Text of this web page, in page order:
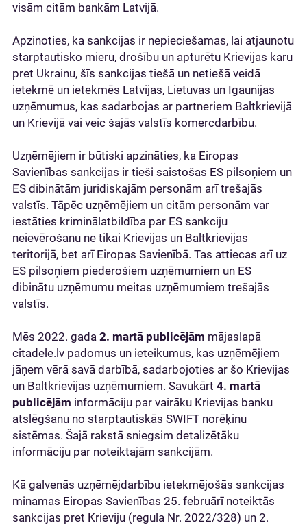
visām citām bankām Latvijā.
Apzinoties, ka sankcijas ir nepieciešamas, lai atjaunotu
starptautisko mieru, drošību un apturētu Krievijas karu
pret Ukrainu, šīs sankcijas tiešā un netiešā veidā
ietekmē un ietekmēs Latvijas, Lietuvas un Igaunijas
uzņēmumus, kas sadarbojas ar partneriem Baltkrievijā
un Krievijā vai veic šajās valstīs komercdarbību.
Uzņēmējiem ir būtiski apzināties, ka Eiropas
Savienības sankcijas ir tieši saistošas ES pilsoņiem un
ES dibinātām juridiskajām personām arī trešajās
valstīs. Tāpēc uzņēmējiem un citām personām var
iestāties kriminālatbildība par ES sankciju
neievērošanu ne tikai Krievijas un Baltkrievijas
teritorijā, bet arī Eiropas Savienībā. Tas attiecas arī uz
ES pilsoņiem piederošiem uzņēmumiem un ES
dibinātu uzņēmumu meitas uzņēmumiem trešajās
valstīs.
Mēs 2022. gada 2. martā publicējām mājaslapā
citadele.lv padomus un ieteikumus, kas uzņēmējiem
jāņem vērā savā darbībā, sadarbojoties ar šo Krievijas
un Baltkrievijas uzņēmumiem. Savukārt 4. martā
publicējām informāciju par vairāku Krievijas banku
atslēgšanu no starptautiskās SWIFT norēķinu
sistēmas. Šajā rakstā sniegsim detalizētāku
informāciju par noteiktajām sankcijām.
Kā galvenās uzņēmējdarbību ietekmējošās sankcijas
minamas Eiropas Savienības 25. februārī noteiktās
sankcijas pret Krieviju (regula Nr. 2022/328) un 2.